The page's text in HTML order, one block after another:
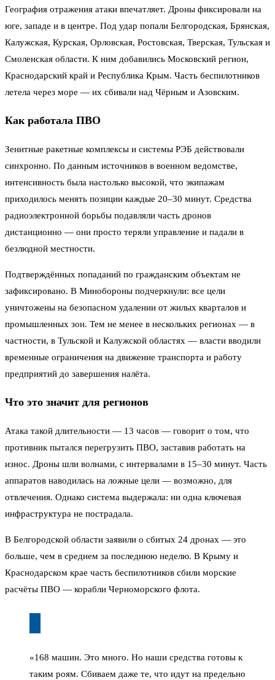
География отражения атаки впечатляет. Дроны фиксировали на
юге, западе и в центре. Под удар попали Белгородская, Брянская,
Калужская, Курская, Орловская, Ростовская, Тверская, Тульская и
Смоленская области. К ним добавились Московский регион,
Краснодарский край и Республика Крым. Часть беспилотников
летела через море — их сбивали над Чёрным и Азовским.
Как работала ПВО
Зенитные ракетные комплексы и системы РЭБ действовали
синхронно. По данным источников в военном ведомстве,
интенсивность была настолько высокой, что экипажам
приходилось менять позиции каждые 20–30 минут. Средства
радиоэлектронной борьбы подавляли часть дронов
дистанционно — они просто теряли управление и падали в
безлюдной местности.
Подтверждённых попаданий по гражданским объектам не
зафиксировано. В Минобороны подчеркнули: все цели
уничтожены на безопасном удалении от жилых кварталов и
промышленных зон. Тем не менее в нескольких регионах — в
частности, в Тульской и Калужской областях — власти вводили
временные ограничения на движение транспорта и работу
предприятий до завершения налёта.
Что это значит для регионов
Атака такой длительности — 13 часов — говорит о том, что
противник пытался перегрузить ПВО, заставив работать на
износ. Дроны шли волнами, с интервалами в 15–30 минут. Часть
аппаратов наводилась на ложные цели — возможно, для
отвлечения. Однако система выдержала: ни одна ключевая
инфраструктура не пострадала.
В Белгородской области заявили о сбитых 24 дронах — это
больше, чем в среднем за последнюю неделю. В Крыму и
Краснодарском крае часть беспилотников сбили морские
расчёты ПВО — корабли Черноморского флота.
«168 машин. Это много. Но наши средства готовы к
таким роям. Сбиваем даже те, что идут на предельно